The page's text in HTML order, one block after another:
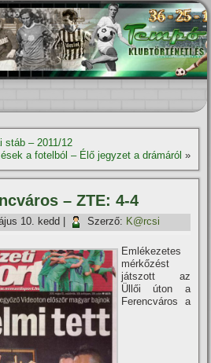
stáb – 2011/12
a fotelból – Élő jegyzet a drámáról »
– ZTE: 4-4
10. kedd Szerző: K@rcsi
Emlékezetes
mérkőzést
játszott az
Üllői úton a
Ferencváros a